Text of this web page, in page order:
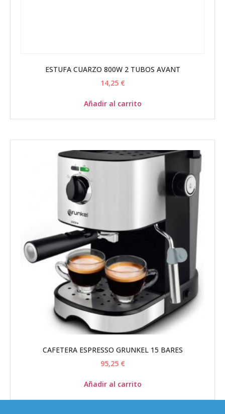
ESTUFA CUARZO 800W 2 TUBOS AVANT
14,25 €
Añadir al carrito
CAFETERA ESPRESSO GRUNKEL 15 BARES
95,25 €
Añadir al carrito